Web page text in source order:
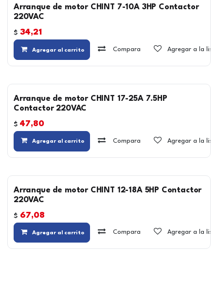
Arranque de motor CHINT 7-10A 3HP Contactor
220VAC
$ 34,21
Agregar al carrito Compara Agregar a la
Arranque de motor CHINT 17-25A 7.5HP
Contactor 220VAC
$ 47,80
Agregar al carrito Compara Agregar a la
Arranque de motor CHINT 12-18A 5HP Contactor
220VAC
$ 67,08
Agregar al carrito Compara Agregar a la